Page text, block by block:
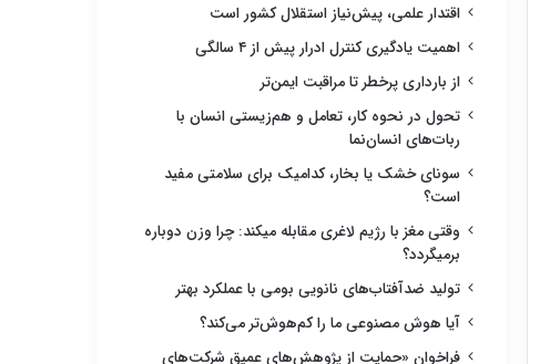
اقتدار علمی، پیش‌نیاز استقلال کشور است
اهمیت یادگیری کنترل ادرار پیش از ۴ سالگی
از بارداری پرخطر تا مراقبت ایمن‌تر
تحول در نحوه کار، تعامل و هم‌زیستی انسان با
ربات‌های انسان‌نما
سونای خشک یا بخار، کدامیک برای سلامتی مفید
است؟
وقتی مغز با رژیم لاغری مقابله میکند: چرا وزن دوباره
برمیگردد؟
تولید ضدآفتاب‌های نانویی بومی با عملکرد بهتر
آیا هوش مصنوعی ما را کم‌هوش‌تر می‌کند؟
فراخوان «حمایت از پژوهش‌های عمیق شرکت‌های